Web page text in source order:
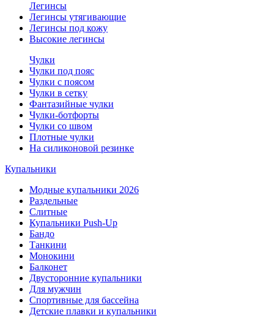
Легинсы
Легинсы утягивающие
Легинсы под кожу
Высокие легинсы
Чулки
Чулки под пояс
Чулки с поясом
Чулки в сетку
Фантазийные чулки
Чулки-ботфорты
Чулки со швом
Плотные чулки
На силиконовой резинке
Купальники
Модные купальники 2026
Раздельные
Слитные
Купальники Push-Up
Бандо
Танкини
Монокини
Балконет
Двусторонние купальники
Для мужчин
Спортивные для бассейна
Детские плавки и купальники